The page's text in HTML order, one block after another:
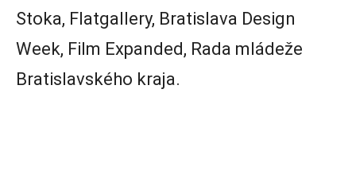
Stoka, Flatgallery, Bratislava Design
Week, Film Expanded, Rada mládeže
Bratislavského kraja.